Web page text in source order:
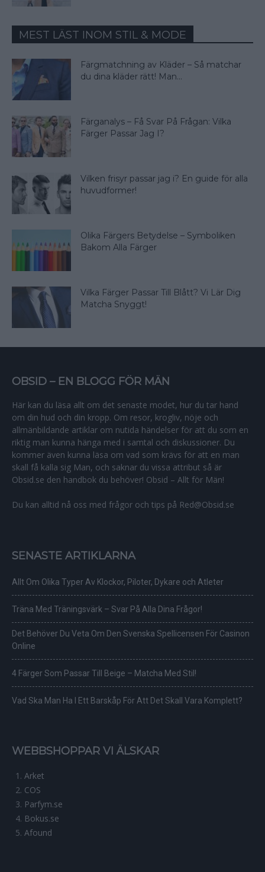
MEST LÄST INOM STIL & MODE
Färgmatchning av Kläder – Så matchar
du dina kläder rätt! Man...
Färganalys – Få Svar På Frågan: Vilka
Färger Passar Jag I?
Vilken frisyr passar jag i? En guide för alla
huvudformer!
Olika Färgers Betydelse – Symboliken
Bakom Alla Färger
Vilka Färger Passar Till Blått? Vi Lär Dig
Matcha Snyggt!
OBSID – EN BLOGG FÖR MÄN
Här kan du läsa allt om det senaste modet, hur du tar hand
om din hud och din kropp. Om resor, krogliv, nöje och
allmänbildande artiklar om nutida händelser för att du som en
riktig man kunna hänga med i samtal och diskussioner. Du
kommer även kunna läsa om vad som krävs för att en man
skall få kalla sig Man, och saknar du vissa attribut så är
Obsid.se den handbok du behöver! Obsid – Allt för Män!
Du kan alltid nå oss med frågor och tips på Red@Obsid.se
SENASTE ARTIKLARNA
Allt Om Olika Typer Av Klockor, Piloter, Dykare och Atleter
Träna Med Träningsvärk – Svar På Alla Dina Frågor!
Det Behöver Du Veta Om Den Svenska Spellicensen För Casinon
Online
4 Färger Som Passar Till Beige – Matcha Med Stil!
Vad Ska Man Ha I Ett Barskåp För Att Det Skall Vara Komplett?
WEBBSHOPPAR VI ÄLSKAR
Arket
COS
Parfym.se
Bokus.se
Afound